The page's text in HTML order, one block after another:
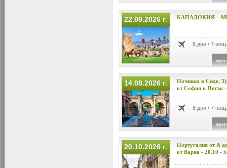
22.09.2026 г. КАПАДОКИЯ –
8 дни / 7 нощ.
14.08.2026 г.
Почивка в Сиде,
от София в Петък
8 дни / 7 нощ.
20.10.2026 г.
Португалия от А
от Варна - 20.10 -